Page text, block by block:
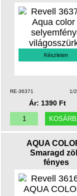
Készleten
RE-36371 1/
Ár: 1390 Ft
AQUA
Smaragd
fényes